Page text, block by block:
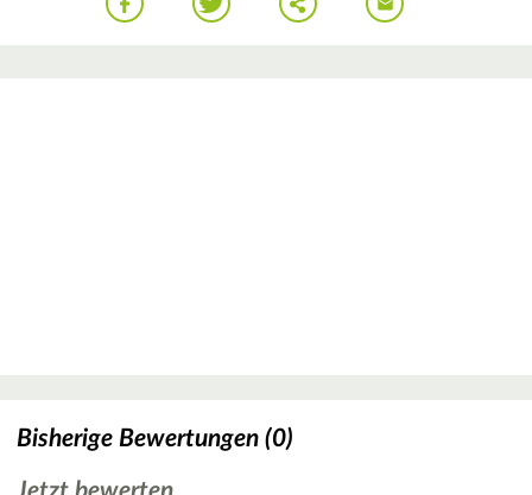
Bisherige Bewertungen (0)